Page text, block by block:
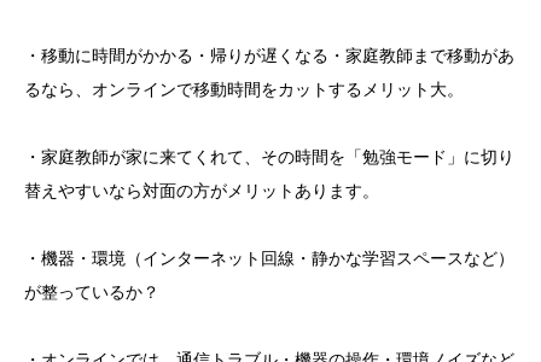
・移動に時間がかかる・帰りが遅くなる・家庭教師まで移動があ
るなら、オンラインで移動時間をカットするメリット大。
・家庭教師が家に来てくれて、その時間を「勉強モード」に切り
替えやすいなら対面の方がメリットあります。
・機器・環境（インターネット回線・静かな学習スペースなど）
が整っているか？